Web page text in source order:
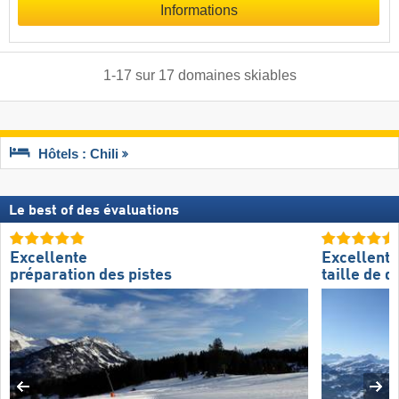
Informations
1-17 sur 17 domaines skiables
Hôtels : Chili
Le best of des évaluations
Excellente
préparation des pistes
Excellente
taille de